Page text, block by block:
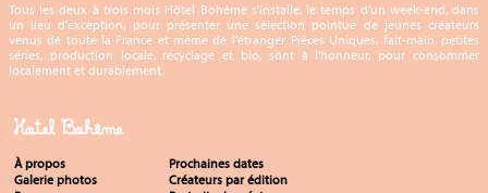
Tous les deux à trois mois Hôtel Bohême s'installe, le temps d'un week-end, dans
un lieu d'exception, pour présenter une sélection pointue de jeunes créateurs
venus de toute la France et même de l'étranger. Pièces Uniques, fait-main, petites
séries, production locale, recyclage et bio, sont à l'honneur, pour consommer
localement et durablement.
Hotel Bohême
À propos
Prochaines dates
Galerie photos
Créateurs par édition